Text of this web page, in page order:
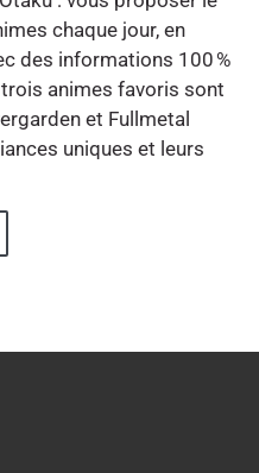
chaque jour, en
des informations 100 %
animes favoris sont
et Fullmetal
uniques et leurs